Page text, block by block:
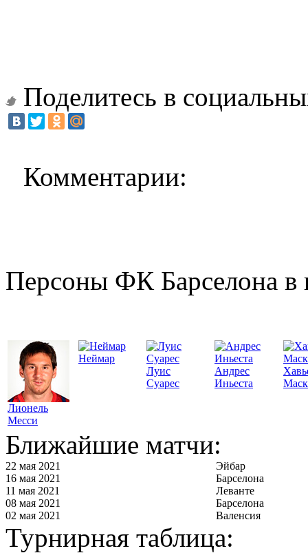
Поделитесь в
Комментарии:
Персоны ФК Барселона в
Лионель
Месси
Неймар
Луис
Суарес
Андрес
Иньеста
Ближайшие матчи:
22 мая 2021
Эйбар
16 мая 2021
Барселона
11 мая 2021
Леванте
08 мая 2021
Барселона
02 мая 2021
Валенсия
Турнирная таблица: